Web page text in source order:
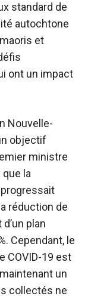
standard de
autochtone
et
ont un impact
Nouvelle-
objectif
ministre
que la
réduction de
plan
Cependant, le
COVID-19 est
un
collectés ne